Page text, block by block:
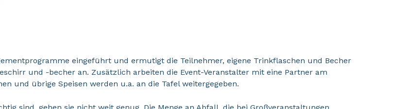
eingeführt und ermutigt die Teilnehmer, eigene Trinkflaschen und Becher
und -becher an. Zusätzlich arbeiten die Event-Veranstalter mit eine Partner am
und übrige Speisen werden u.a. an die Tafel weitergegeben.